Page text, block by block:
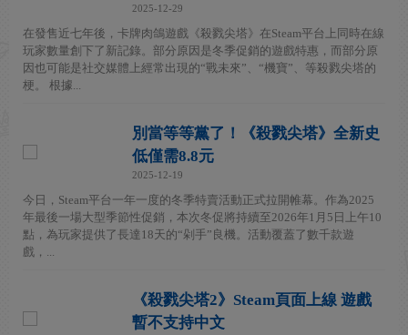
2025-12-29
在發售近七年後，卡牌肉鴿遊戲《殺戮尖塔》在Steam平台上同時在線
玩家數量創下了新記錄。部分原因是冬季促銷的遊戲特惠，而部分原
因也可能是社交媒體上經常出現的“戰未來”、“機寶”、等殺戮尖塔的
梗。 根據...
別當等等黨了！《殺戮尖塔》全新史
低僅需8.8元
2025-12-19
今日，Steam平台一年一度的冬季特賣活動正式拉開帷幕。作為2025
年最後一場大型季節性促銷，本次冬促將持續至2026年1月5日上午10
點，為玩家提供了長達18天的“剁手”良機。活動覆蓋了數千款遊
戲，...
《殺戮尖塔2》Steam頁面上線 遊戲
暫不支持中文